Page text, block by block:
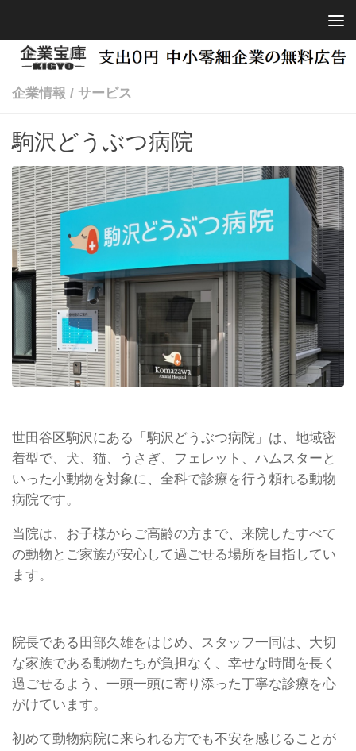
企業情報 / サービス
駒沢どうぶつ病院
世田谷区駒沢にある「駒沢どうぶつ病院」は、地域密
着型で、犬、猫、うさぎ、フェレット、ハムスターと
いった小動物を対象に、全科で診療を行う頼れる動物
病院です。
当院は、お子様からご高齢の方まで、来院したすべて
の動物とご家族が安心して過ごせる場所を目指してい
ます。
院長である田部久雄をはじめ、スタッフ一同は、大切
な家族である動物たちが負担なく、幸せな時間を長く
過ごせるよう、一頭一頭に寄り添った丁寧な診療を心
がけています。
初めて動物病院に来られる方でも不安を感じることが